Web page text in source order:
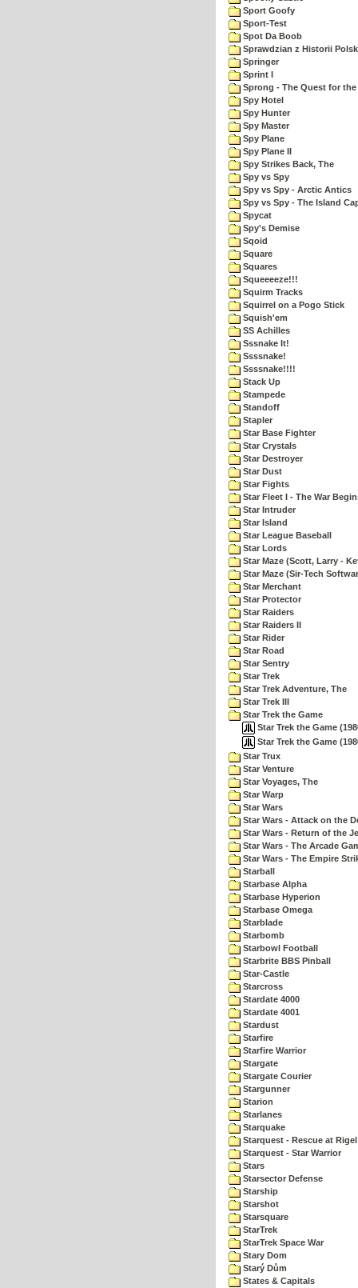
Sport Goofy
Sport-Test
Spot Da Boob
Sprawdzian z Historii
Springer
Sprint I
Sprong - The Quest for
Spy Hotel
Spy Hunter
Spy Master
Spy Plane
Spy Plane II
Spy Strikes Back, The
Spy vs Spy
Spy vs Spy - Arctic Antics
Spy vs Spy - The Island
Spycat
Spy's Demise
Sqoid
Square
Squares
Squeeeeze!!!
Squirm Tracks
Squirrel on a Pogo Stick
Squish'em
SS Achilles
Sssnake It!
Ssssnake!
Ssssnake!!!!
Stack Up
Stampede
Standoff
Stapler
Star Base Fighter
Star Crystals
Star Destroyer
Star Dust
Star Fights
Star Fleet I - The War
Star Intruder
Star Island
Star League Baseball
Star Lords
Star Maze (Scott, Larry -
Star Maze (Sir-Tech
Star Merchant
Star Protector
Star Raiders
Star Raiders II
Star Rider
Star Road
Star Sentry
Star Trek
Star Trek Adventure, The
Star Trek III
Star Trek the Game
Star Trek the Game
Star Trek the Game
Star Trux
Star Venture
Star Voyages, The
Star Warp
Star Wars
Star Wars - Attack on the
Star Wars - Return of the
Star Wars - The Arcade
Star Wars - The Empire
Starball
Starbase Alpha
Starbase Hyperion
Starbase Omega
Starblade
Starbomb
Starbowl Football
Starbrite BBS Pinball
Star-Castle
Starcross
Stardate 4000
Stardate 4001
Stardust
Starfire
Starfire Warrior
Stargate
Stargate Courier
Stargunner
Starion
Starlanes
Starquake
Starquest - Rescue at Rigel
Starquest - Star Warrior
Stars
Starsector Defense
Starship
Starshot
Starsquare
StarTrek
StarTrek Space War
Stary Dom
Starý Dům
States & Capitals